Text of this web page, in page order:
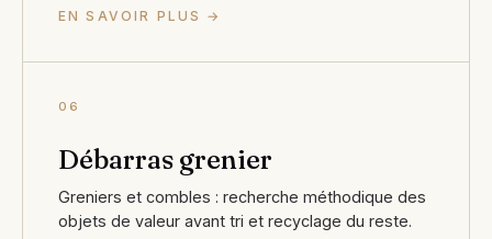
EN SAVOIR PLUS →
06
Débarras grenier
Greniers et combles : recherche méthodique des
objets de valeur avant tri et recyclage du reste.